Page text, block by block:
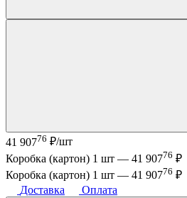
41 90776 ₽/шт
Коробка (картон) 1 шт — 41 90776 ₽
Коробка (картон) 1 шт — 41 90776 ₽
Доставка
Оплата